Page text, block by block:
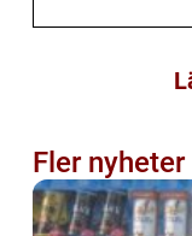
Fler nyheter